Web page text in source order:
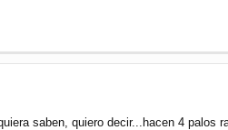
saben, quiero decir...hacen 4 palos